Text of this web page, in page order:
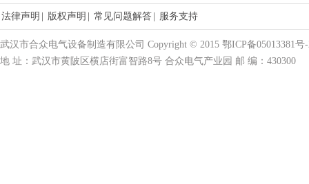
法律声明 版权声明 常见问题解答 服务支持
武汉市合众电气设备制造有限公司 Copyright © 2015 鄂ICP备05013381号
地 址：武汉市黄陂区横店街富智路8号 合众电气产业园 邮 编：430300